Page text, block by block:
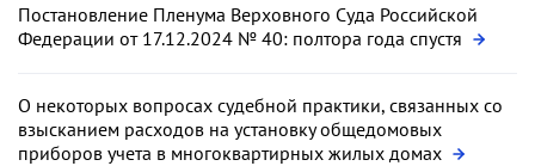
Постановление Пленума Верховного Суда Российской
Федерации от 17.12.2024 № 40: полтора года спустя
О некоторых вопросах судебной практики, связанных со
взысканием расходов на установку общедомовых
приборов учета в многоквартирных жилых домах